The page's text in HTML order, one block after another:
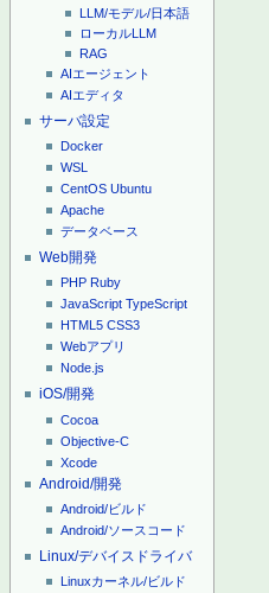
LLM/モデル/日本語
ローカルLLM
RAG
AIエージェント
AIエディタ
サーバ設定
Docker
WSL
CentOS Ubuntu
Apache
データベース
Web開発
PHP Ruby
JavaScript TypeScript
HTML5 CSS3
Webアプリ
Node.js
iOS/開発
Cocoa
Objective-C
Xcode
Android/開発
Android/ビルド
Android/ソースコード
Linux/デバイスドライバ
Linuxカーネル/ビルド